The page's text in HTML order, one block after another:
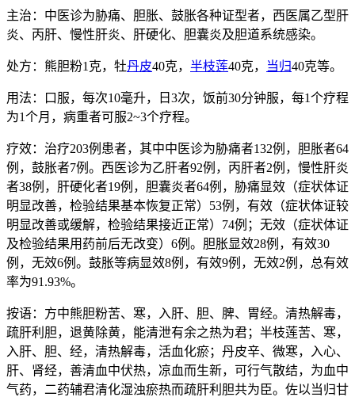
主治：中医诊为胁痛、胆胀、鼓胀各种证型者，西医属乙型肝
炎、丙肝、慢性肝炎、肝硬化、胆囊炎及胆道系统感染。
处方：熊胆粉1克，牡丹皮40克， 半枝莲40克， 当归40克等。
用法：口服，每次10毫升，日3次，饭前30分钟服，每1个疗程
为1个月，病重者可服2~3个疗程。
疗效：治疗203例患者，其中中医诊为胁痛者132例，胆胀者64
例，鼓胀者7例。西医诊为乙肝者92例，丙肝者2例，慢性肝炎
者38例，肝硬化者19例，胆囊炎者64例，胁痛显效（症状体证
明显改善，检验结果基本恢复正常）53例，有效（症状体证较
明显改善或缓解，检验结果接近正常）74例；无效（症状体证
及检验结果用药前后无改变）6例。胆胀显效28例，有效30
例，无效6例。鼓胀等病显效8例，有效9例，无效2例，总有效
率为91.93%。
按语：方中熊胆粉苦、寒，入肝、胆、脾、胃经。清热解毒，
疏肝利胆，退黄除黄，能清泄有余之热为君；半枝莲苦、寒，
入肝、胆、经，清热解毒，活血化瘀；丹皮辛、微寒，入心、
肝、肾经，善清血中伏热，凉血而生新，可行气散结，为血中
气药，二药辅君清化湿浊瘀热而疏肝利胆共为臣。佐以当归甘